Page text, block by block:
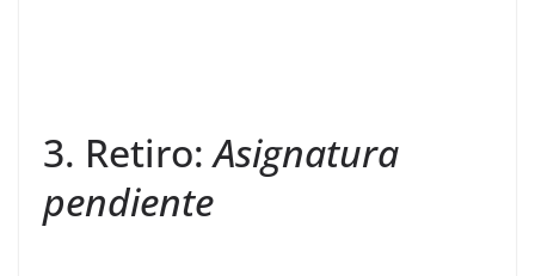
3. Retiro:Asignatura
pendiente